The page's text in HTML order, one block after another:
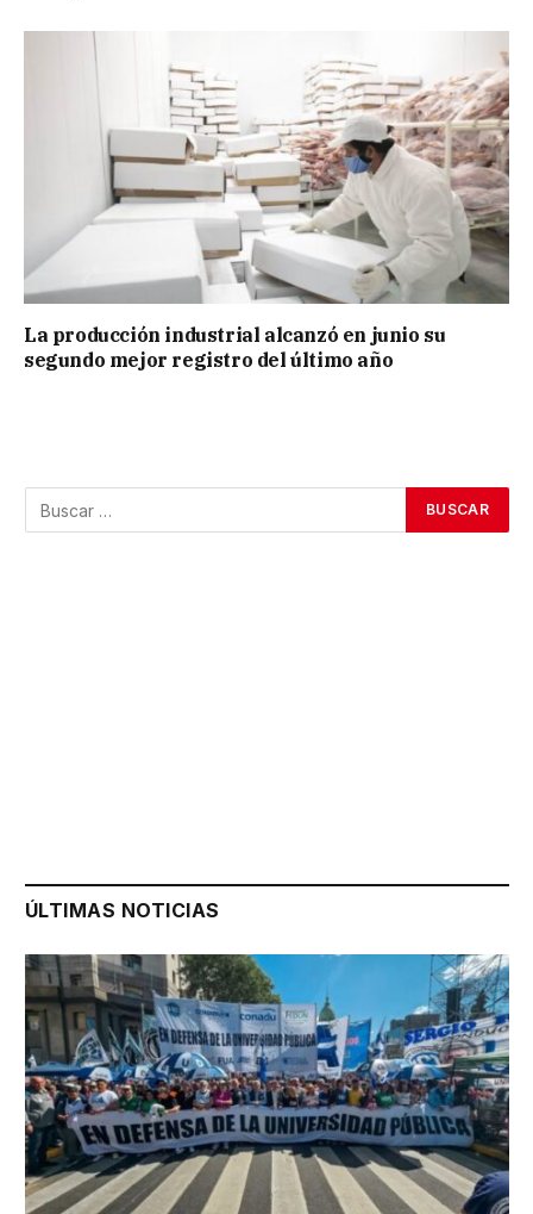
La producción industrial alcanzó en junio su
segundo mejor registro del último año
ÚLTIMAS NOTICIAS